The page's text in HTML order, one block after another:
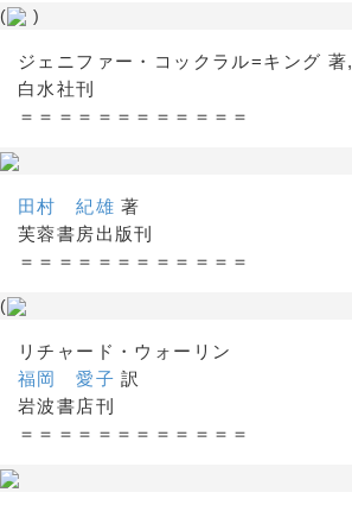
( )
ジェニファー・コックラル=キング 著,
白水社刊
＝＝＝＝＝＝＝＝＝＝＝＝
田村 紀雄 著
芙蓉書房出版刊
＝＝＝＝＝＝＝＝＝＝＝＝
(
リチャード・ウォーリン
福岡 愛子 訳
岩波書店刊
＝＝＝＝＝＝＝＝＝＝＝＝